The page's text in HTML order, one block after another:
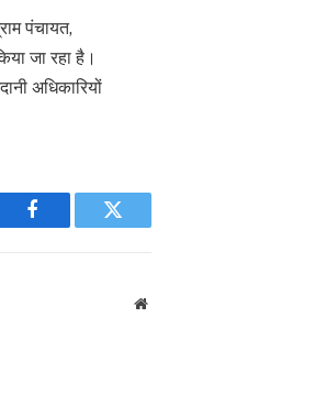
पंचायत,
जा रहा है।
अधिकारियों
Facebook Twitter
Website